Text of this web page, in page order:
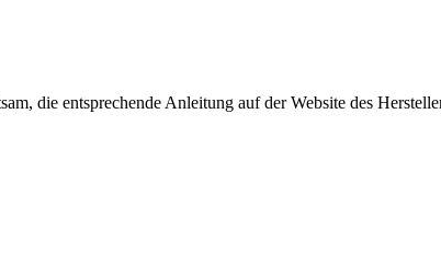
die entsprechende Anleitung auf der Website des